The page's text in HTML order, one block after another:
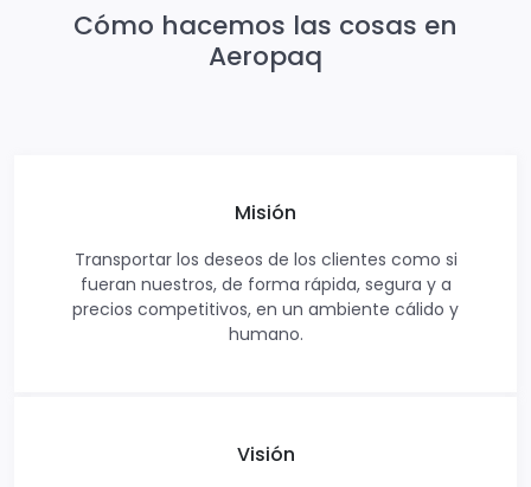
Cómo hacemos las cosas en
Aeropaq
Misión
Transportar los deseos de los clientes como si
fueran nuestros, de forma rápida, segura y a
precios competitivos, en un ambiente cálido y
humano.
Visión